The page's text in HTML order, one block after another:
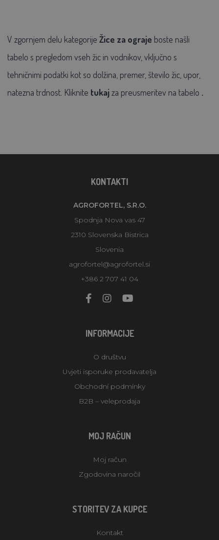
V zgornjem delu kategorije Žice za ograje boste našli
tabelo s pregledom vseh žic in vodnikov, vključno s
tehničnimi podatki kot so dolžina, premer, število žic, upor,
natezna trdnost. Kliknite tukajza preusmeritev na tabelo .
KONTAKTI
AGROFORTEL, S.R.O.
Spodnja Nova vas 47
2310 Slovenska Bistrica
Slovenia
agrofortel@agrofortel.si
+386 2 707 41 04
INFORMACIJE
O društvu
Uvjeti isporuke prodavatelja
Obchodní podmínky
B2B – veleprodaja
MOJ RAČUN
Moj račun
Zgodovina naročil
STORITEV ZA KUPCE
Kontakt